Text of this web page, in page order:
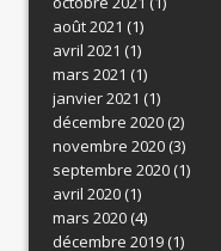
août 2021 (1)
avril 2021 (1)
mars 2021 (1)
janvier 2021 (1)
décembre 2020(2)
novembre 2020(3)
septembre 2020(1)
avril 2020(1)
mars 2020(4)
décembre 2019(1)